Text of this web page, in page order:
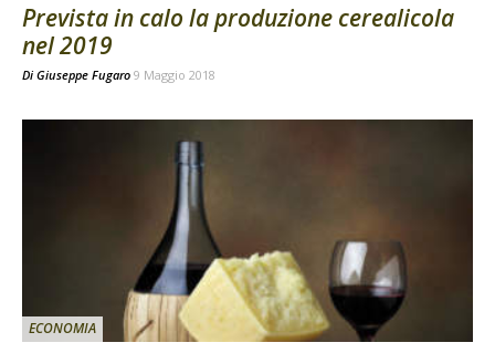
Prevista in calo la produzione cerealicola
nel 2019
Di Giuseppe Fugaro 9 Maggio 2018
ECONOMIA